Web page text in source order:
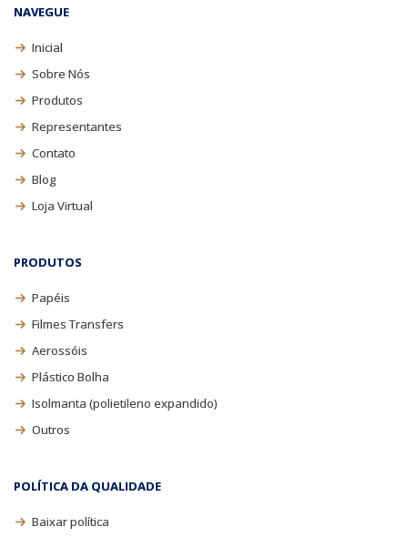
NAVEGUE
Inicial
Sobre Nós
Produtos
Representantes
Contato
Blog
Loja Virtual
PRODUTOS
Papéis
Filmes Transfers
Aerossóis
Plástico Bolha
Isolmanta (polietileno expandido)
Outros
POLÍTICA DA QUALIDADE
Baixar política